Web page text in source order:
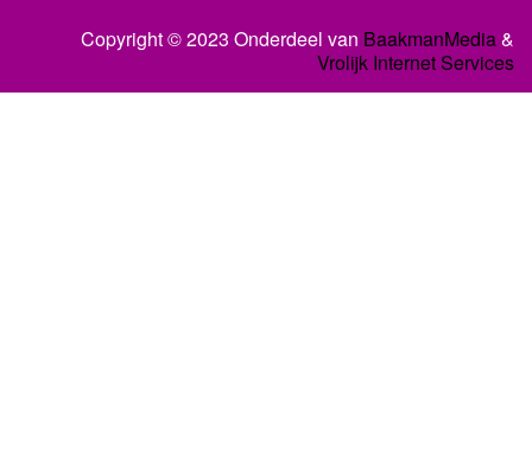
Copyright © 2023 Onderdeel van BaakmanMedia&
Vrolijk Internet Services